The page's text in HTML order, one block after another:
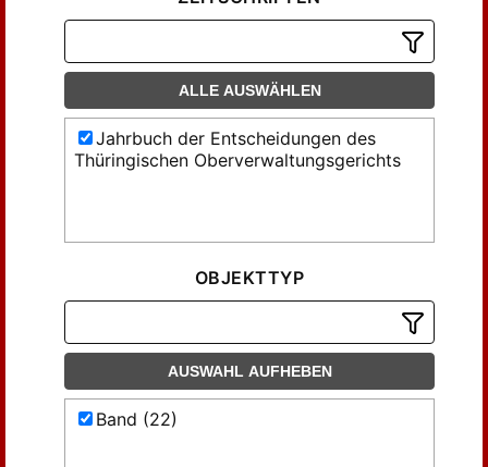
ALLE AUSWÄHLEN
Jahrbuch der Entscheidungen des
Thüringischen Oberverwaltungsgerichts
OBJEKTTYP
AUSWAHL AUFHEBEN
Band (22)